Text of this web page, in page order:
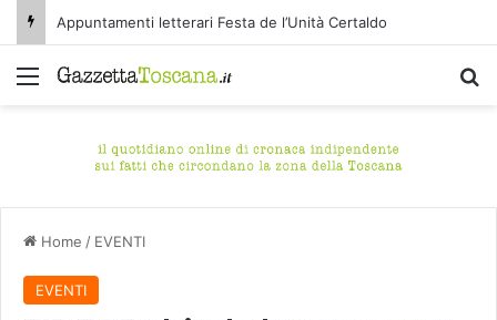
Appuntamenti letterari Festa de l’Unità Certaldo
Menu
Home / EVENTI
EVENTI